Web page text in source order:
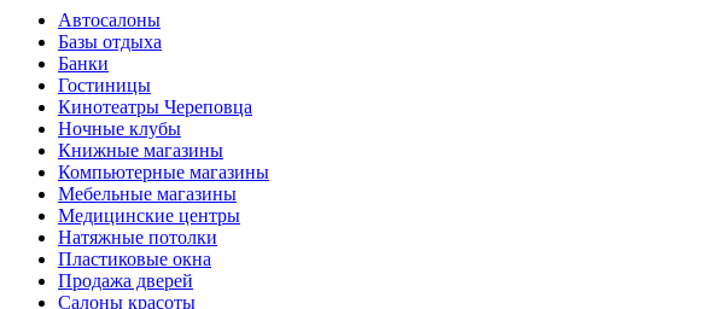
Автосалоны
Базы отдыха
Банки
Гостиницы
Кинотеатры Череповца
Ночные клубы
Книжные магазины
Компьютерные магазины
Мебельные магазины
Медицинские центры
Натяжные потолки
Пластиковые окна
Продажа дверей
Салоны красоты